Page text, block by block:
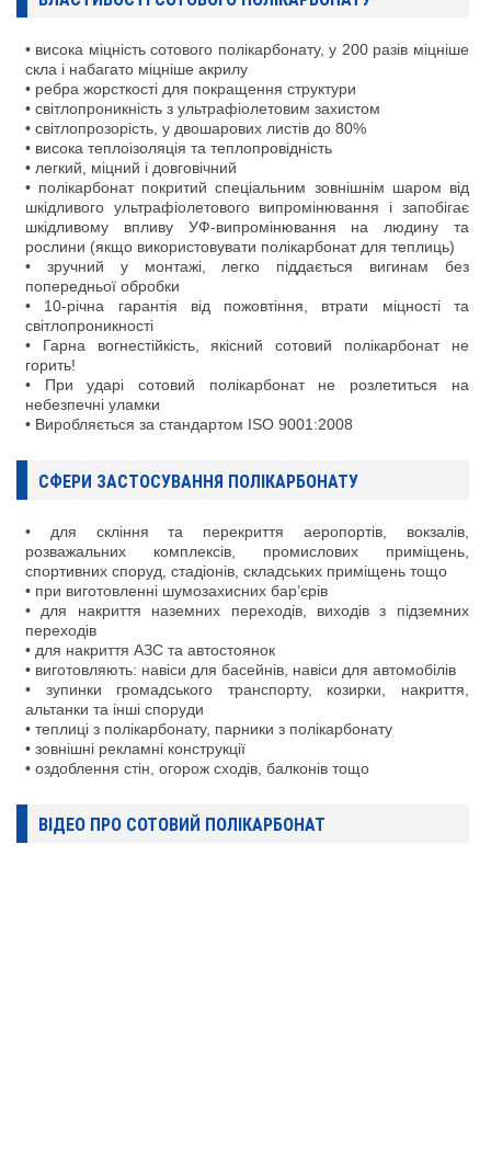
• висока міцність сотового полікарбонату, у 200 разів міцніше
скла і набагато міцніше акрилу
• ребра жорсткості для покращення структури
• світлопроникність з ультрафіолетовим захистом
• світлопрозорість, у двошарових листів до 80%
• висока теплоізоляція та теплопровідність
• легкий, міцний і довговічний
• полікарбонат покритий спеціальним зовнішнім шаром від
шкідливого ультрафіолетового випромінювання і запобігає
шкідливому впливу УФ-випромінювання на людину та
рослини (якщо використовувати полікарбонат для теплиць)
• зручний у монтажі, легко піддається вигинам без
попередньої обробки
• 10-річна гарантія від пожовтіння, втрати міцності та
світлопроникності
• Гарна вогнестійкість, якісний сотовий полікарбонат не
горить!
• При ударі сотовий полікарбонат не розлетиться на
небезпечні уламки
• Виробляється за стандартом ISO 9001:2008
СФЕРИ ЗАСТОСУВАННЯ ПОЛІКАРБОНАТУ
• для скління та перекриття аеропортів, вокзалів,
розважальних комплексів, промислових приміщень,
спортивних споруд, стадіонів, складських приміщень тощо
• при виготовленні шумозахисних бар’єрів
• для накриття наземних переходів, виходів з підземних
переходів
• для накриття АЗС та автостоянок
• виготовляють: навіси для басейнів, навіси для автомобілів
• зупинки громадського транспорту, козирки, накриття,
альтанки та інші споруди
• теплиці з полікарбонату, парники з полікарбонату
• зовнішні рекламні конструкції
• оздоблення стін, огорож сходів, балконів тощо
ВІДЕО ПРО СОТОВИЙ ПОЛІКАРБОНАТ